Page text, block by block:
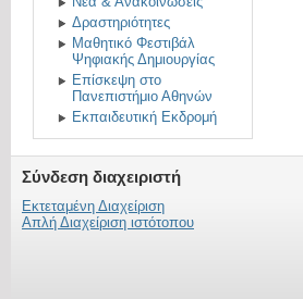
Δραστηριότητες
Μαθητικό Φεστιβάλ
Ψηφιακής Δημιουργίας
Επίσκεψη στο
Πανεπιστήμιο Αθηνών
Εκπαιδευτική Εκδρομή
Σύνδεση διαχειριστή
Εκτεταμένη Διαχείριση
Απλή Διαχείριση ιστότοπου